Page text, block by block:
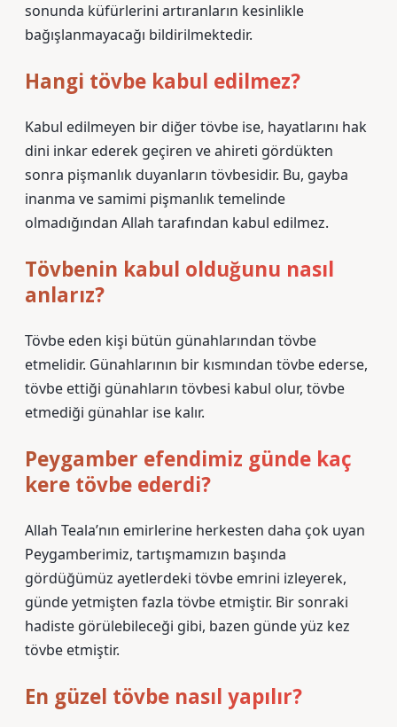
sonunda küfürlerini artıranların kesinlikle
bağışlanmayacağı bildirilmektedir.
Hangi tövbe kabul edilmez?
Kabul edilmeyen bir diğer tövbe ise, hayatlarını hak
dini inkar ederek geçiren ve ahireti gördükten
sonra pişmanlık duyanların tövbesidir. Bu, gayba
inanma ve samimi pişmanlık temelinde
olmadığından Allah tarafından kabul edilmez.
Tövbenin kabul olduğunu nasıl
anlarız?
Tövbe eden kişi bütün günahlarından tövbe
etmelidir. Günahlarının bir kısmından tövbe ederse,
tövbe ettiği günahların tövbesi kabul olur, tövbe
etmediği günahlar ise kalır.
Peygamber efendimiz günde kaç
kere tövbe ederdi?
Allah Teala’nın emirlerine herkesten daha çok uyan
Peygamberimiz, tartışmamızın başında
gördüğümüz ayetlerdeki tövbe emrini izleyerek,
günde yetmişten fazla tövbe etmiştir. Bir sonraki
hadiste görülebileceği gibi, bazen günde yüz kez
tövbe etmiştir.
En güzel tövbe nasıl yapılır?